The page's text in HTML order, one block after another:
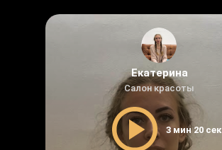
3 мин 20 сек
Салон красоты
Екатерина